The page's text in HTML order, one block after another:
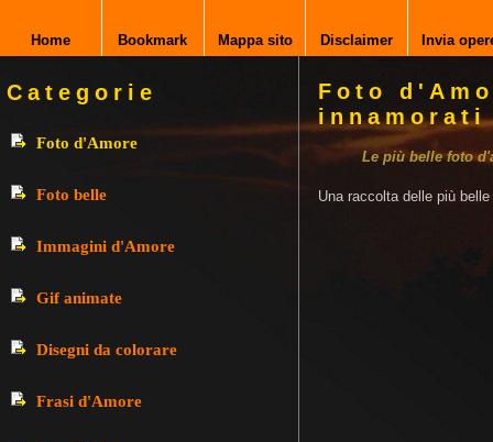
Home Bookmark Mappa sito Disclaimer Invia
Categorie
Foto d'Amore
Foto belle
Immagini d'Amore
Gif animate
Disegni da colorare
Frasi d'Amore
Foto
innamorati
Le più belle foto
Una raccolta delle più